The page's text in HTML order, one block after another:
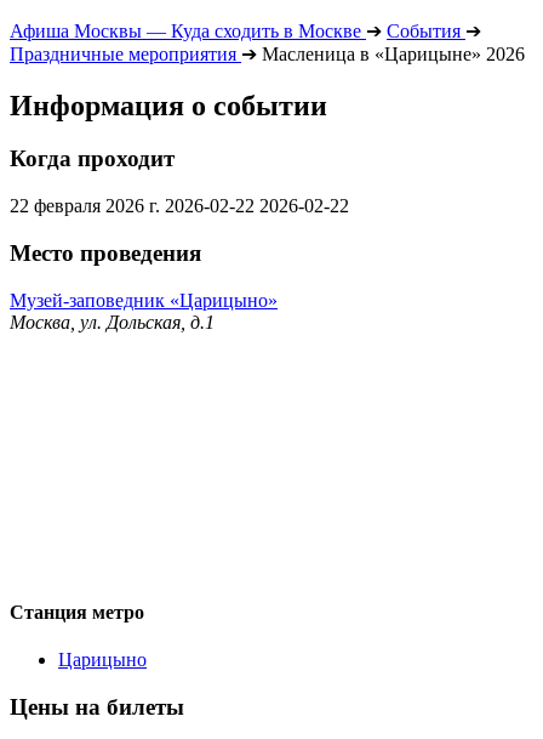
Афиша Москвы — Куда сходить в Москве ➔ События ➔
Праздничные мероприятия ➔ Масленица в «Царицыне» 2026
Информация о событии
Когда проходит
22 февраля 2026 г. 2026-02-22 2026-02-22
Место проведения
Музей-заповедник «Царицыно»
Москва, ул. Дольская, д.1
Станция метро
Царицыно
Цены на билеты